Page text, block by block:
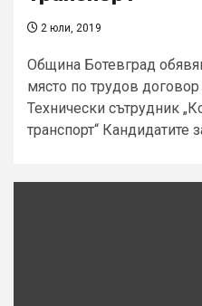
2 юли, 2019
Община Ботевград
място по трудов
Технически сътрудник
транспорт“ Кандидатите